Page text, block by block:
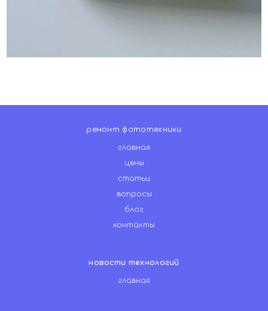
ремонт фототехники
главная
цены
статьи
вопросы
блог
контакты
новости технологий
главная